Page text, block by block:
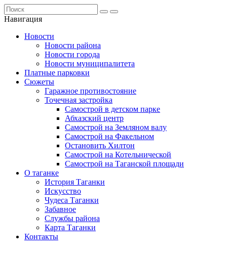
Навигация
Новости
Новости района
Новости города
Новости муниципалитета
Платные парковки
Сюжеты
Гаражное противостояние
Точечная застройка
Самострой в детском парке
Абхазский центр
Самострой на Земляном валу
Самострой на Факельном
Остановить Хилтон
Самострой на Котельнической
Самострой на Таганской площади
О таганке
История Таганки
Искусство
Чудеса Таганки
Забавное
Службы района
Карта Таганки
Контакты